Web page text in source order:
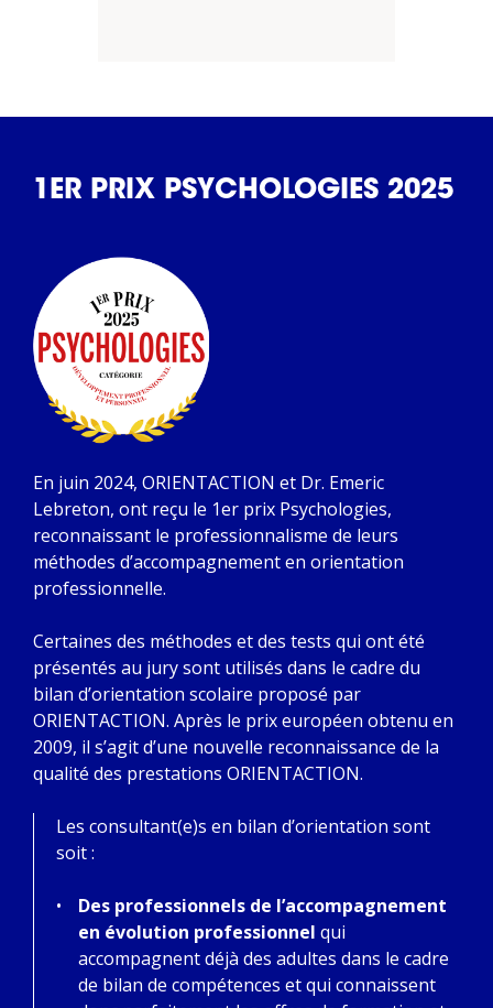
1ER PRIX PSYCHOLOGIES 2025
En juin 2024, ORIENTACTION et Dr. Emeric
Lebreton, ont reçu le 1er prix Psychologies,
reconnaissant le professionnalisme de leurs
méthodes d’accompagnement en orientation
professionnelle.
Certaines des méthodes et des tests qui ont été
présentés au jury sont utilisés dans le cadre du
bilan d’orientation scolaire proposé par
ORIENTACTION. Après le prix européen obtenu en
2009, il s’agit d’une nouvelle reconnaissance de la
qualité des prestations ORIENTACTION.
Les consultant(e)s en bilan d’orientation sont
soit :
Des professionnels de l’accompagnement
en évolution professionnel qui
accompagnent déjà des adultes dans le cadre
de bilan de compétences et qui connaissent